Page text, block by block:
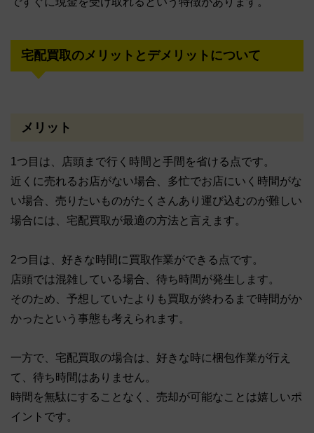
宅配買取のメリットとデメリットについて
メリット
1つ目は、店頭まで行く時間と手間を省ける点です。
近くに売れるお店がない場合、多忙でお店にいく時間がな
い場合、売りたいものがたくさんあり運び込むのが難しい
場合には、宅配買取が最適の方法と言えます。
2つ目は、好きな時間に買取作業ができる点です。
店頭では混雑している場合、待ち時間が発生します。
そのため、予想していたよりも買取が終わるまで時間がか
かったという事態も考えられます。
一方で、宅配買取の場合は、好きな時に梱包作業が行え
て、待ち時間はありません。
時間を無駄にすることなく、売却が可能なことは嬉しいポ
イントです。